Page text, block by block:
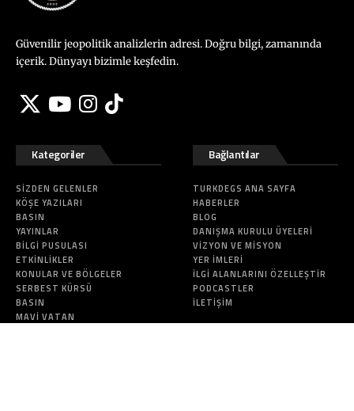
Güvenilir jeopolitik analizlerin adresi. Doğru bilgi, zamanında
içerik. Dünyayı bizimle keşfedin.
Kategoriler
SIZDEN GELENLER
KÖŞE YAZILARI
BASIN
YAYINLAR
BILGI PUSULASI
ETKINLIKLER
KONULAR VE BÖLGELER
SERBEST KÜRSÜ
BASIN
MAVI VATAN
Bağlantılar
TURKDEGS ANA SAYFA
HABERLER
BLOG
DANIŞMA KURULU ÜYELERI
VIZYON VE MISYON
YER İMLERI
İLGI ALANLARINI ÖZELLEŞTIR
PODCASTLER
İLETIŞIM